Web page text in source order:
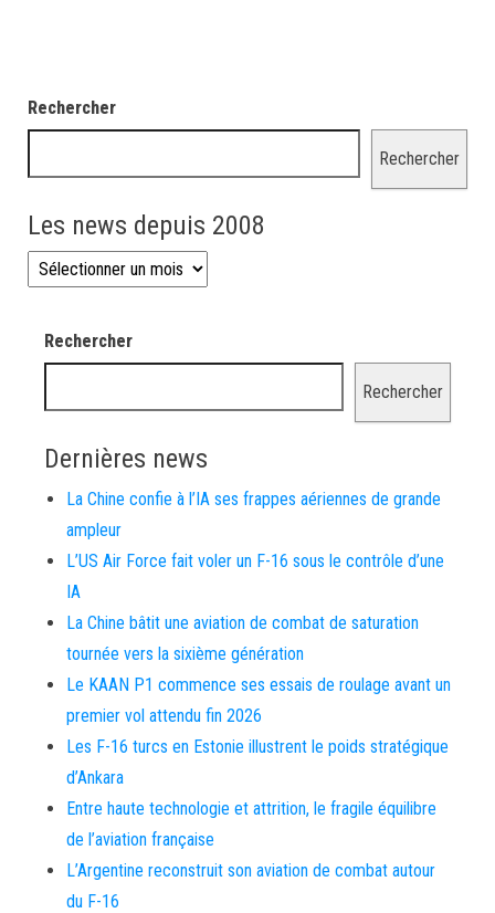
Rechercher
Rechercher
Les news depuis 2008
Les news depuis 2008
Rechercher
Rechercher
Dernières news
La Chine confie à l’IA ses frappes aériennes de grande
ampleur
L’US Air Force fait voler un F-16 sous le contrôle d’une
IA
La Chine bâtit une aviation de combat de saturation
tournée vers la sixième génération
Le KAAN P1 commence ses essais de roulage avant un
premier vol attendu fin 2026
Les F-16 turcs en Estonie illustrent le poids stratégique
d’Ankara
Entre haute technologie et attrition, le fragile équilibre
de l’aviation française
L’Argentine reconstruit son aviation de combat autour
du F-16